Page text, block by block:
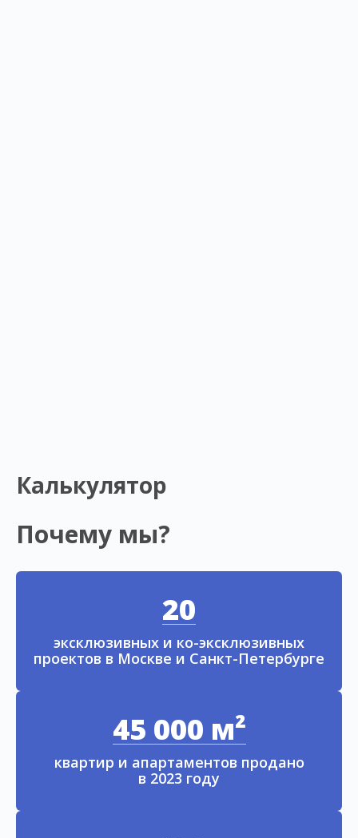
Калькулятор
Почему мы?
20
эксклюзивных и ко-эксклюзивных
проектов в Москве и Санкт-Петербурге
45 000 м²
квартир и апартаментов продано
в 2023 году